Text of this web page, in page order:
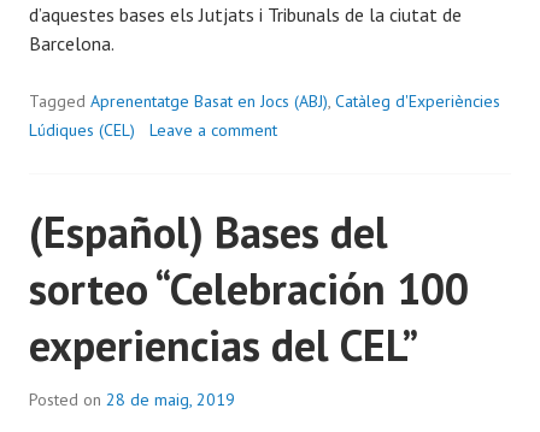
d’aquestes bases els Jutjats i Tribunals de la ciutat de
Barcelona.
Tagged Aprenentatge Basat en Jocs (ABJ), Catàleg d'Experiències
Lúdiques (CEL)
Leave a comment
(Español) Bases del
sorteo “Celebración 100
experiencias del CEL”
Posted on 28 de maig, 2019